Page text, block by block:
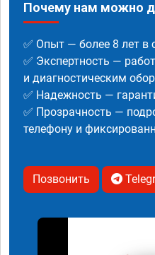
Почему нам можно
✅ Опыт — более 8 лет в
✅ Экспертность —
и диагностическим
✅ Надежность —
✅ Прозрачность —
телефону и
Позвонить